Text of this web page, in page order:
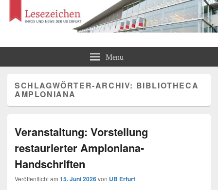
Lesezeichen Menu
SCHLAGWÖRTER-ARCHIV: BIBLIOTHECA
AMPLONIANA
Veranstaltung: Vorstellung
restaurierter Amploniana-
Handschriften
Veröffentlicht am 15. Juni 2026von UB Erfurt